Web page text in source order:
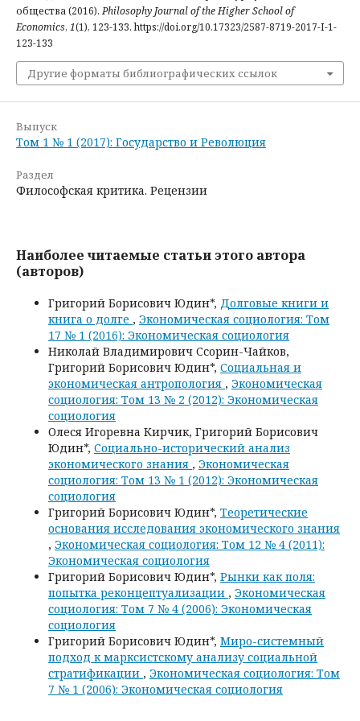
общества (2016).Philosophy Journal of the Higher School of
Economics, 1(1), 123-133. https://doi.org/10.17323/2587-8719-2017-I-1-
123-133
Другие форматы библиографических ссылок
Выпуск
Том 1 № 1 (2017): Государство и Революция
Раздел
Философская критика. Рецензии
Наиболее читаемые статьи этого автора
(авторов)
Григорий Борисович Юдин*, Долговые книги и
книга о долге , Экономическая социология: Том
17 № 1 (2016): Экономическая социология
Николай Владимирович Ссорин-Чайков,
Григорий Борисович Юдин*, Социальная и
экономическая антропология , Экономическая
социология: Том 13 № 2 (2012): Экономическая
социология
Олеся Игоревна Кирчик, Григорий Борисович
Юдин*, Социально-исторический анализ
экономического знания , Экономическая
социология: Том 13 № 1 (2012): Экономическая
социология
Григорий Борисович Юдин*, Теоретические
основания исследования экономического знания
, Экономическая социология: Том 12 № 4 (2011):
Экономическая социология
Григорий Борисович Юдин*, Рынки как поля:
попытка реконцептуализации , Экономическая
социология: Том 7 № 4 (2006): Экономическая
социология
Григорий Борисович Юдин*, Миро-системный
подход к марксистскому анализу социальной
стратификации , Экономическая социология: Том
7 № 1 (2006): Экономическая социология